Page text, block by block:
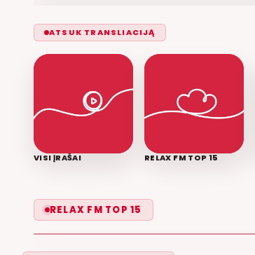
ATSUK TRANSLIACIJĄ
VISI ĮRAŠAI RELAX FM TOP 15
RELAX FM TOP 15
LEISK PRIPAŽINTI
GRUPĖ 2